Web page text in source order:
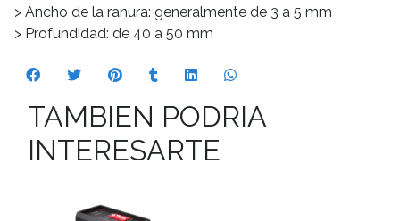
> Ancho de la ranura: generalmente de 3 a 5 mm
> Profundidad: de 40 a 50 mm
TAMBIEN PODRIA
INTERESARTE